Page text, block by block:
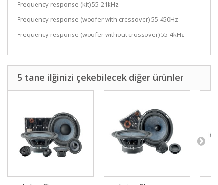
Frequency response (kit) 55-21kHz
Frequency response (woofer with crossover) 55-450Hz
Frequency response (woofer without crossover) 55-4kHz
5 tane ilğinizi çekebilecek diğer ürünler